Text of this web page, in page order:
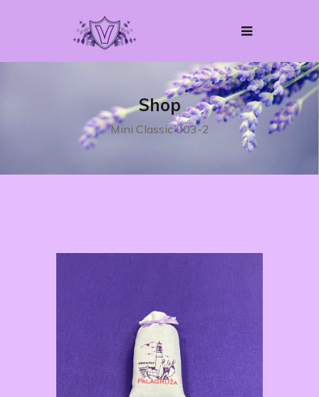
Shop
Mini Classic 003-2